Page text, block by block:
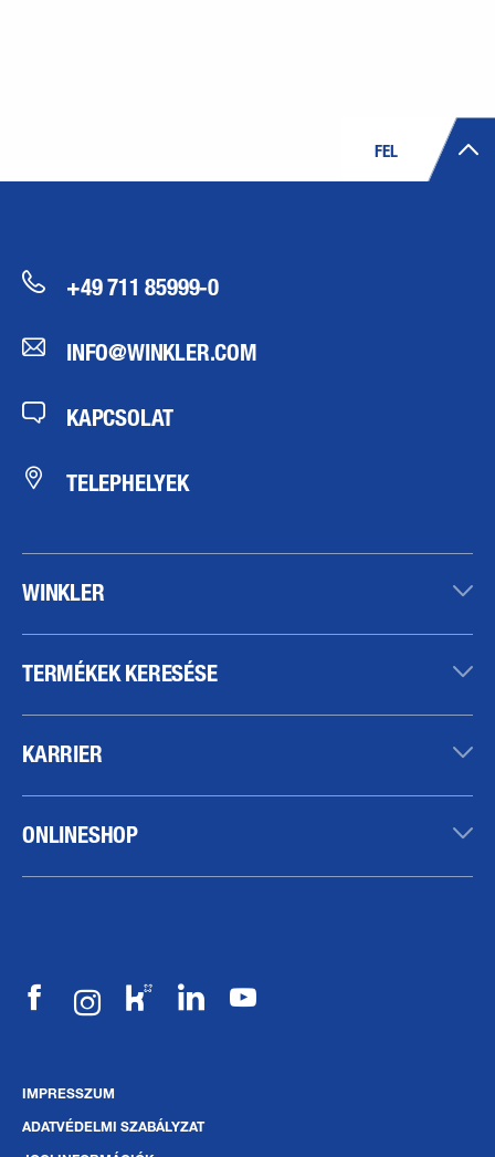
FEL
+49 711 85999-0
INFO@WINKLER.COM
KAPCSOLAT
TELEPHELYEK
WINKLER
TERMÉKEK KERESÉSE
KARRIER
ONLINESHOP
IMPRESSZUM
ADATVÉDELMI SZABÁLYZAT